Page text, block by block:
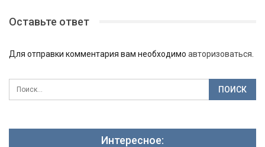
Оставьте ответ
Для отправки комментария вам необходимо авторизоваться
Интересное: